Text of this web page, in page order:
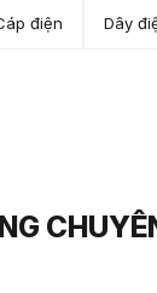
điện Dây